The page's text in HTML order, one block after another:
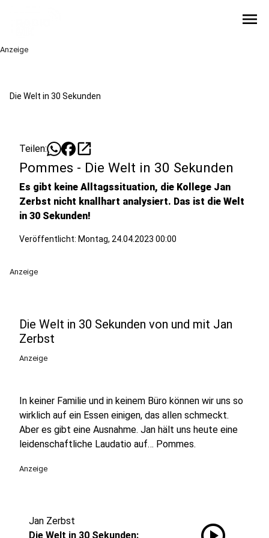
menu
Anzeige
Die Welt in 30 Sekunden
Teilen: open_in_new
Pommes - Die Welt in 30 Sekunden
Es gibt keine Alltagssituation, die Kollege Jan
Zerbst nicht knallhart analysiert. Das ist die Welt
in 30 Sekunden!
Veröffentlicht: Montag, 24.04.2023 00:00
Anzeige
Die Welt in 30 Sekunden von und mit Jan
Zerbst
Anzeige
In keiner Familie und in keinem Büro können wir uns so
wirklich auf ein Essen einigen, das allen schmeckt.
Aber es gibt eine Ausnahme. Jan hält uns heute eine
leidenschaftliche Laudatio auf… Pommes.
Anzeige
Jan Zerbst
Die Welt in 30 Sekunden: